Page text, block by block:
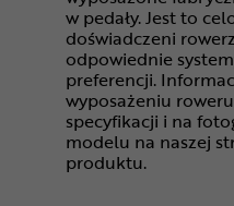
w pedały. Jest to
doświadczeni
odpowiednie
preferencji.
wyposażeniu
specyfikacji i na
modelu na naszej
produktu.